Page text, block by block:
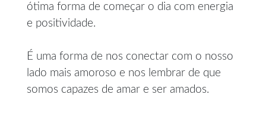
ótima forma de começar o dia com energia
e positividade.
É uma forma de nos conectar com o nosso
lado mais amoroso e nos lembrar de que
somos capazes de amar e ser amados.